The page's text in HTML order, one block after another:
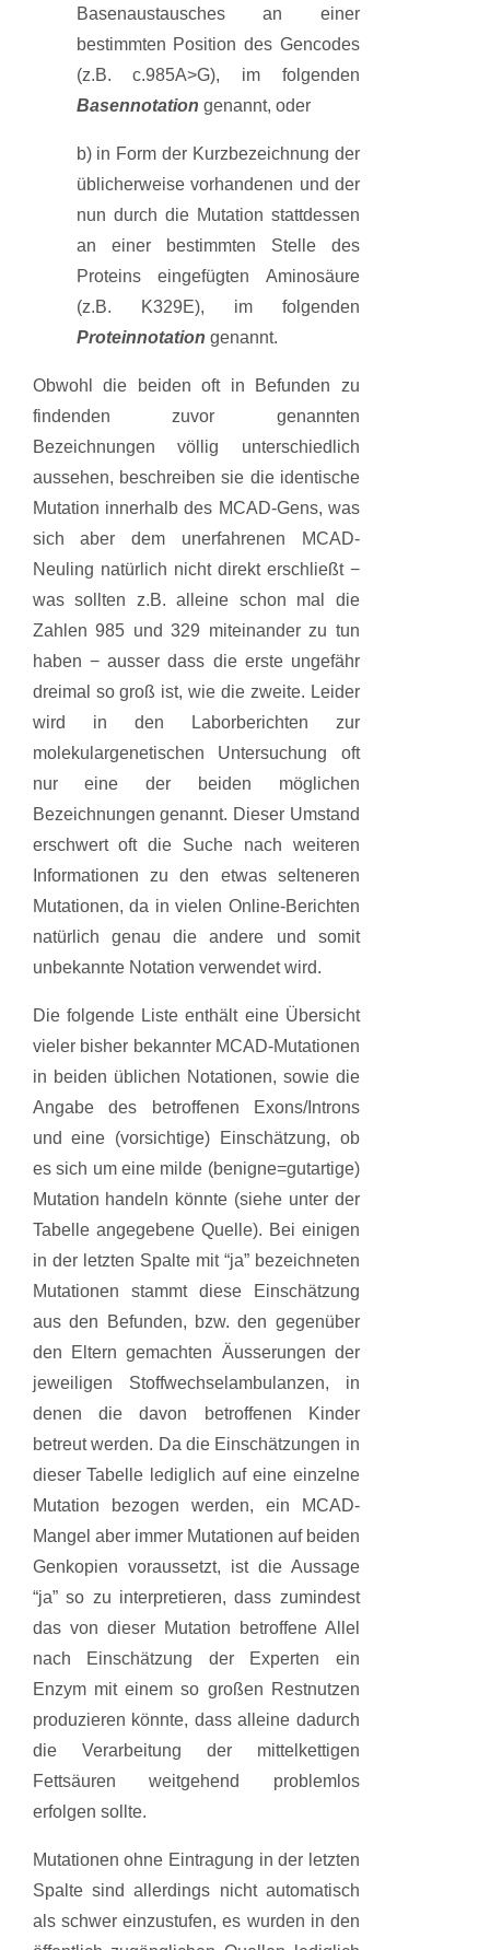
Basenaustausches an einer
bestimmten Position des Gencodes
(z.B. c.985A>G), im folgenden
Basennotation genannt, oder
b) in Form der Kurzbezeichnung der
üblicherweise vorhandenen und der
nun durch die Mutation stattdessen
an einer bestimmten Stelle des
Proteins eingefügten Aminosäure
(z.B. K329E), im folgenden
Proteinnotation genannt.
Obwohl die beiden oft in Befunden zu
findenden zuvor genannten
Bezeichnungen völlig unterschiedlich
aussehen, beschreiben sie die identische
Mutation innerhalb des MCAD-Gens, was
sich aber dem unerfahrenen MCAD-
Neuling natürlich nicht direkt erschließt −
was sollten z.B. alleine schon mal die
Zahlen 985 und 329 miteinander zu tun
haben − ausser dass die erste ungefähr
dreimal so groß ist, wie die zweite. Leider
wird in den Laborberichten zur
molekulargenetischen Untersuchung oft
nur eine der beiden möglichen
Bezeichnungen genannt. Dieser Umstand
erschwert oft die Suche nach weiteren
Informationen zu den etwas selteneren
Mutationen, da in vielen Online-Berichten
natürlich genau die andere und somit
unbekannte Notation verwendet wird.
Die folgende Liste enthält eine Übersicht
vieler bisher bekannter MCAD-Mutationen
in beiden üblichen Notationen, sowie die
Angabe des betroffenen Exons/Introns
und eine (vorsichtige) Einschätzung, ob
es sich um eine milde (benigne=gutartige)
Mutation handeln könnte (siehe unter der
Tabelle angegebene Quelle). Bei einigen
in der letzten Spalte mit “ja” bezeichneten
Mutationen stammt diese Einschätzung
aus den Befunden, bzw. den gegenüber
den Eltern gemachten Äusserungen der
jeweiligen Stoffwechselambulanzen, in
denen die davon betroffenen Kinder
betreut werden. Da die Einschätzungen in
dieser Tabelle lediglich auf eine einzelne
Mutation bezogen werden, ein MCAD-
Mangel aber immer Mutationen auf beiden
Genkopien voraussetzt, ist die Aussage
“ja” so zu interpretieren, dass zumindest
das von dieser Mutation betroffene Allel
nach Einschätzung der Experten ein
Enzym mit einem so großen Restnutzen
produzieren könnte, dass alleine dadurch
die Verarbeitung der mittelkettigen
Fettsäuren weitgehend problemlos
erfolgen sollte.
Mutationen ohne Eintragung in der letzten
Spalte sind allerdings nicht automatisch
als schwer einzustufen, es wurden in den